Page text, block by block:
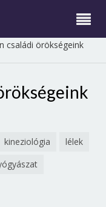
családi örökségeink
kineziológia
lélek